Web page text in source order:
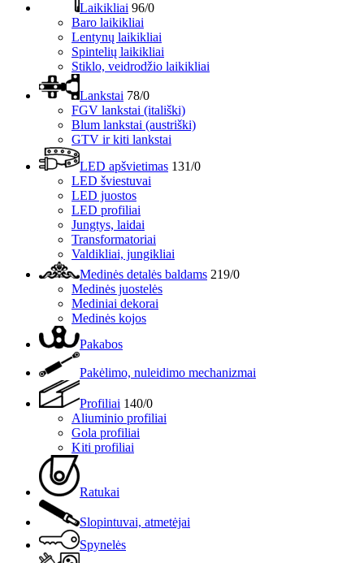
Laikikliai 96/0
Baro laikikliai
Lentynų laikikliai
Spintelių laikikliai
Stiklo, veidrodžio laikikliai
Lankstai 78/0
FGV lankstai (itališki)
Blum lankstai (austriški)
GTV ir kiti lankstai
LED apšvietimas 131/0
LED šviestuvai
LED juostos
LED profiliai
Jungtys, laidai
Transformatoriai
Valdikliai, jungikliai
Medinės detalės baldams 219/0
Medinės juostelės
Mediniai dekorai
Medinės kojos
Pakabos
Pakėlimo, nuleidimo mechanizmai
Profiliai 140/0
Aliuminio profiliai
Gola profiliai
Kiti profiliai
Ratukai
Slopintuvai, atmetėjai
Spynelės